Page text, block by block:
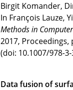
Birgit Komander,
In François Lauze,
Methods in
2017,
(doi: 10.1007/978-
Data fusion of